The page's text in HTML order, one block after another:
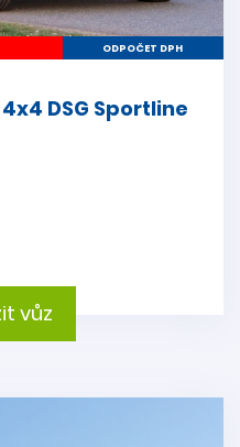
ODPOČET DPH
DSG Sportline
vůz